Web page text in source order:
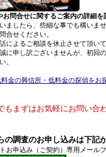
問合せに関するご案内の詳細を
ましたら、些細な事でも構いま
合せください。
によるご相談を休止させて頂い
に申し訳ございませんが、初回
。
金の興信所・低料金の探偵をお
もまずはお気軽にお問い合
の調査のお申し込みは下記
お申込み（ご契約）専用メール